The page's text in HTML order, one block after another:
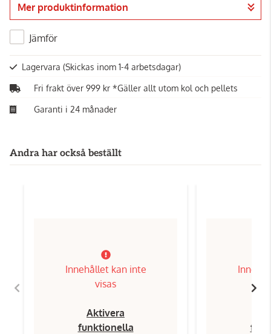
Gå till kassan
Mer produktinformation
Jämför
Lagervara (Skickas inom 1-4 arbetsdagar)
Fri frakt över 999 kr *Gäller allt utom kol och pellets
Garanti i 24 månader
Andra har också beställt
Innehållet kan inte
visas
Aktivera
funktionella